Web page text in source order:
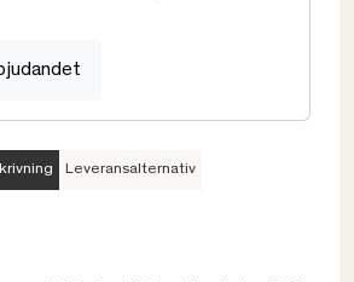
Leveransalternativ